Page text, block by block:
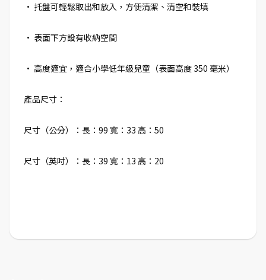
• 托盤可輕鬆取出和放入，方便清潔、清空和裝填
• 表面下方設有收納空間
• 高度適宜，適合小學低年級兒童（表面高度 350 毫米）
產品尺寸：
尺寸（公分）：長：99 寬：33 高：50
尺寸（英吋）：長：39 寬：13 高：20